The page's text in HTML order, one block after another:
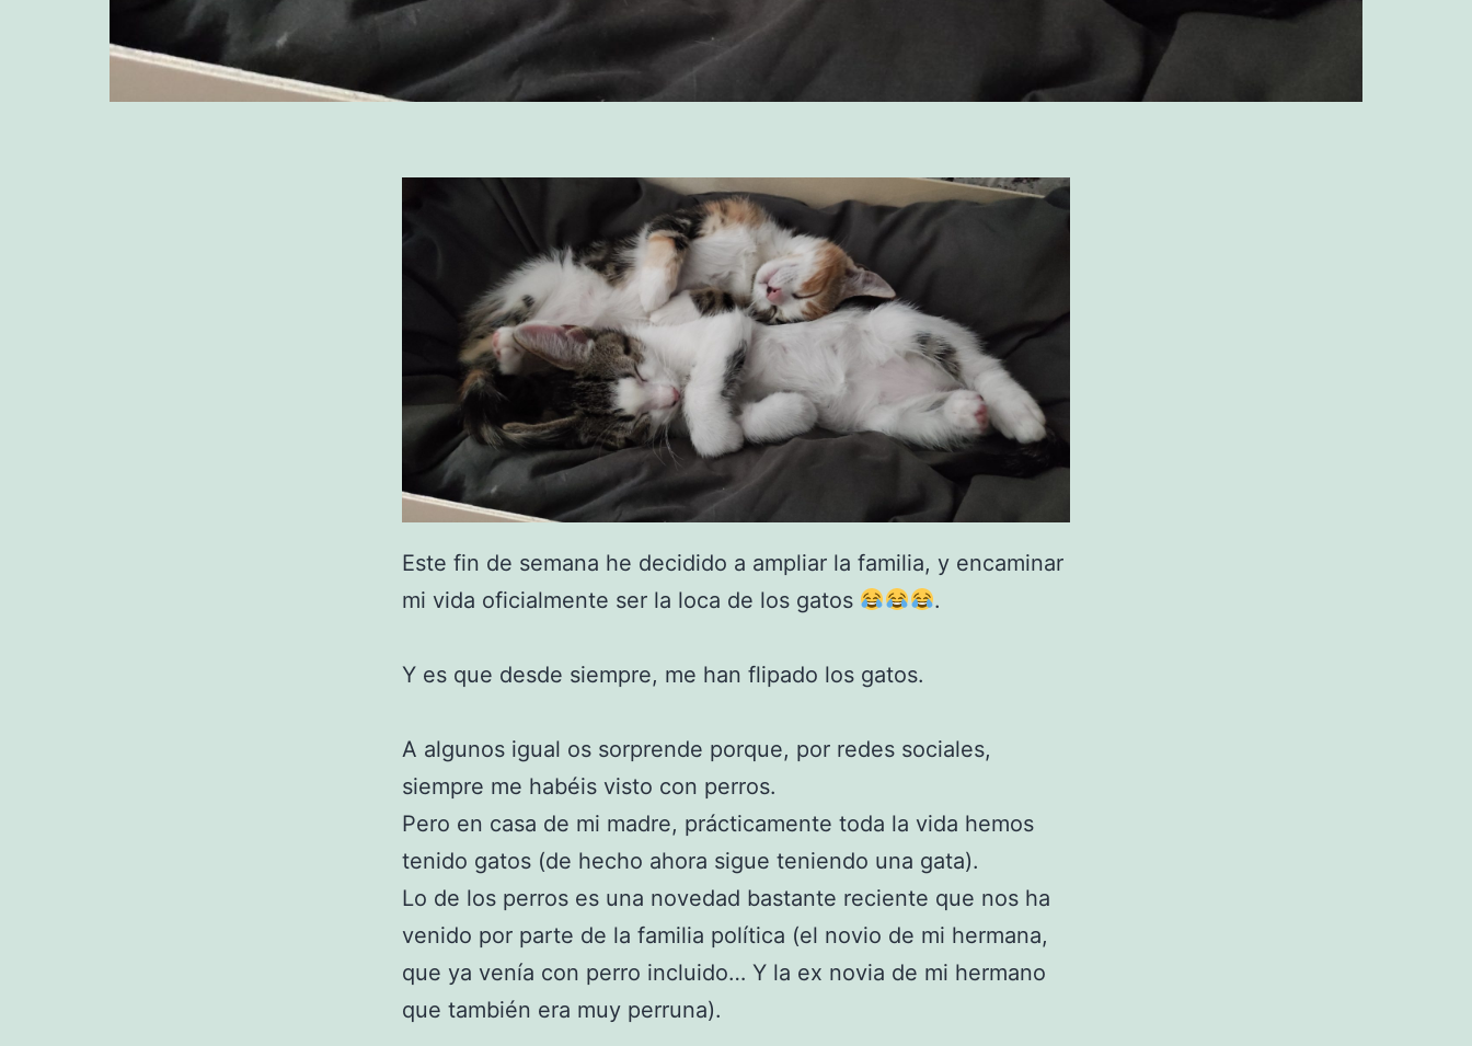
Este fin de semana he decidido a ampliar la familia, y encaminar
mi vida oficialmente ser la loca de los gatos
.
Y es que desde siempre, me han flipado los gatos.
A algunos igual os sorprende porque, por redes sociales,
siempre me habéis visto con perros.
Pero en casa de mi madre, prácticamente toda la vida hemos
tenido gatos (de hecho ahora sigue teniendo una gata).
Lo de los perros es una novedad bastante reciente que nos ha
venido por parte de la familia política (el novio de mi hermana,
que ya venía con perro incluido… Y la ex novia de mi hermano
que también era muy perruna).